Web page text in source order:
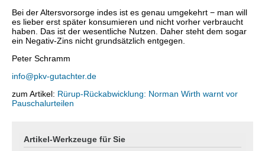
Bei der Altersvorsorge indes ist es genau umgekehrt − man will
es lieber erst später konsumieren und nicht vorher verbraucht
haben. Das ist der wesentliche Nutzen. Daher steht dem sogar
ein Negativ-Zins nicht grundsätzlich entgegen.
Peter Schramm
info@pkv-gutachter.de
zum Artikel: Rürup-Rückabwicklung: Norman Wirth warnt vor
Pauschalurteilen
Artikel-Werkzeuge für Sie